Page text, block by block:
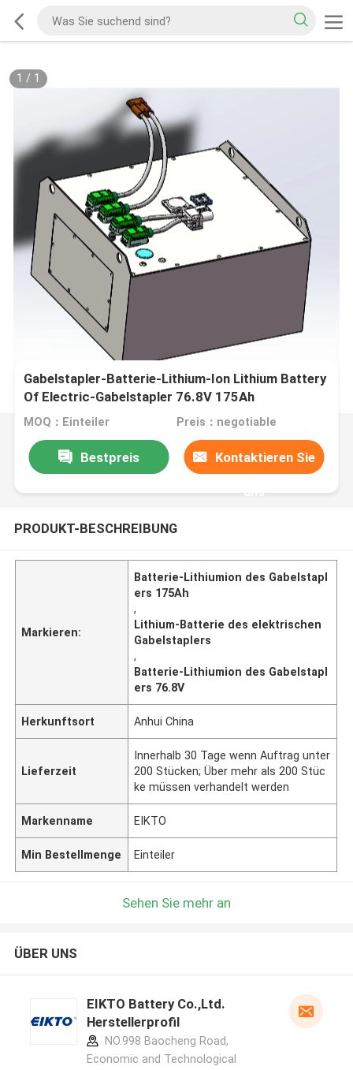
1 / 1
Gabelstapler-Batterie-Lithium-Ion Lithium Battery
Of Electric-Gabelstapler 76.8V 175Ah
MOQ：Einteiler Preis：negotiable
Bestpreis Kontaktieren Sie
uns
PRODUKT-BESCHREIBUNG
Markieren:
Batterie-Lithiumion des Gabelstapl
ers 175Ah
,
Lithium-Batterie des elektrischen
Gabelstaplers
,
Batterie-Lithiumion des Gabelstapl
ers 76.8V
Herkunftsort Anhui China
Lieferzeit
Innerhalb 30 Tage wenn Auftrag unter
200 Stücken; Über mehr als 200 Stüc
ke müssen verhandelt werden
Markenname EIKTO
Min Bestellmenge Einteiler
Sehen Sie mehr an
ÜBER UNS
EIKTO Battery Co.,Ltd.
Herstellerprofil
NO.998 Baocheng Road,
Economic and Technological